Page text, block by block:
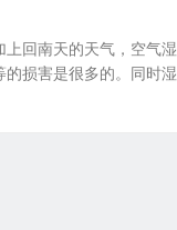
回南天的天气，空气湿
损害是很多的。同时湿